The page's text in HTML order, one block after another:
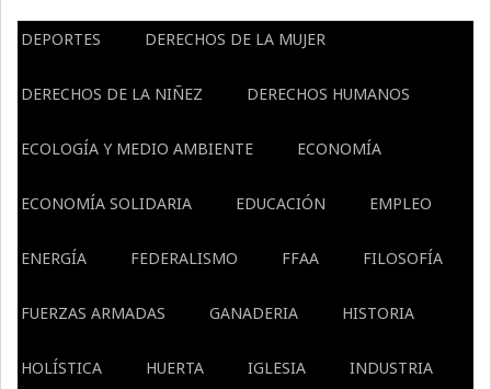
DEPORTES DERECHOS DE LA MUJER
DERECHOS DE LA NIÑEZ DERECHOS HUMANOS
ECOLOGÍA Y MEDIO AMBIENTE ECONOMÍA
ECONOMÍA SOLIDARIA EDUCACIÓN EMPLEO
ENERGÍA FEDERALISMO FFAA FILOSOFÍA
FUERZAS ARMADAS GANADERIA HISTORIA
HOLÍSTICA HUERTA IGLESIA INDUSTRIA